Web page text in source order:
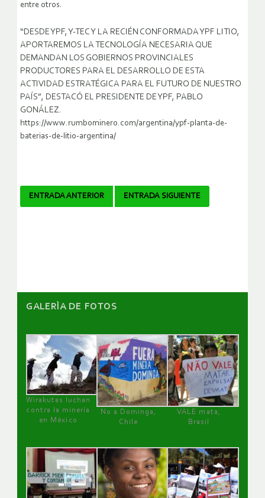
entre otros.
“DESDE YPF, Y-TEC Y LA RECIÉN CONFORMADA YPF LITIO,
APORTAREMOS LA TECNOLOGÍA NECESARIA QUE
DEMANDAN LOS GOBIERNOS PROVINCIALES
PRODUCTORES PARA EL DESARROLLO DE ESTA
ACTIVIDAD ESTRATÉGICA PARA EL FUTURO DE NUESTRO
PAÍS”, DESTACÓ EL PRESIDENTE DE YPF, PABLO
GONÁLEZ.
https://www.rumbominero.com/argentina/ypf-planta-de-
baterias-de-litio-argentina/
Navegador
ENTRADA ANTERIOR ENTRADA SIGUIENTE
GALERÌA DE FOTOS
Wirakutas luchan
contra la minería
en México
No a Dominga,
Chile
VALE mata,
Brasil